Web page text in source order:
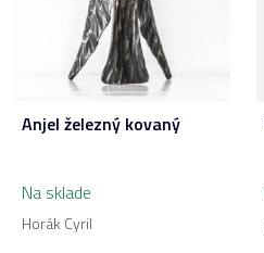
Anjel železný kovaný
Na sklade
Horák Cyril